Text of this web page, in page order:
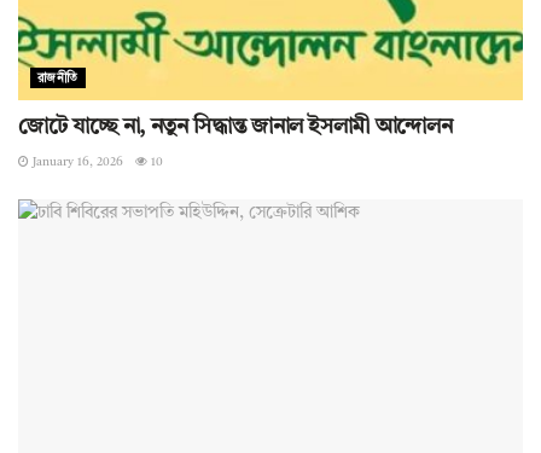
রাজনীতি
জোটে যাচ্ছে না, নতুন সিদ্ধান্ত জানাল ইসলামী আন্দোলন
January 16, 2026 10